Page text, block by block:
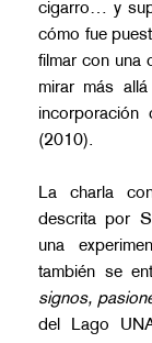
cigarro… y
cómo fue
filmar con una
mirar más
incorporación
(2010).
La charla
descrita por
una
también se
signos,
del Lago